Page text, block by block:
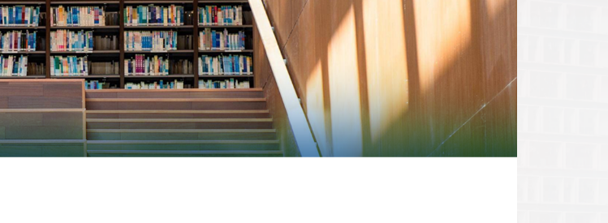
学术交流
通知公告
研究团队
博士生导师
硕士生导师
本科生教育
腾讯云人工智能学院
硕士研究生
教师岗招聘
研究岗招聘
学生社团